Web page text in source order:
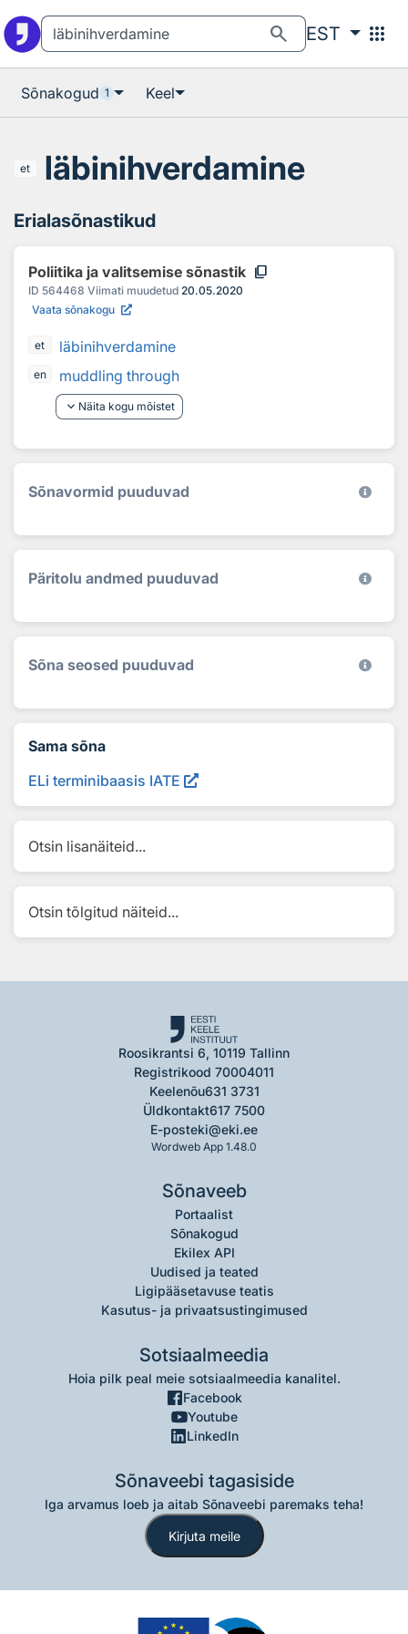
search EST apps
Sõnakogud 1 Keel
et läbinihverdamine
Erialasõnastikud
Poliitika ja valitsemise sõnastik content_copy
ID 564468 Viimati muudetud 20.05.2020
Vaata sõnakogu
et läbinihverdamine
en
muddling through
keyboard_arrow_down Näita kogu mõistet
Sõnavormid puuduvad
Päritolu andmed puuduvad
Sõna seosed puuduvad
Sama sõna
ELi terminibaasis IATE
Otsin lisanäiteid...
Otsin tõlgitud näiteid...
Roosikrantsi 6, 10119 Tallinn
Registrikood 70004011
Keelenõu631 3731
Üldkontakt617 7500
E-posteki@eki.ee
Wordweb App 1.48.0
Sõnaveeb
Portaalist
Sõnakogud
Ekilex API
Uudised ja teated
Ligipääsetavuse teatis
Kasutus- ja privaatsustingimused
Sotsiaalmeedia
Hoia pilk peal meie sotsiaalmeedia kanalitel.
Facebook
Youtube
LinkedIn
Sõnaveebi tagasiside
Iga arvamus loeb ja aitab Sõnaveebi paremaks teha!
Kirjuta meile